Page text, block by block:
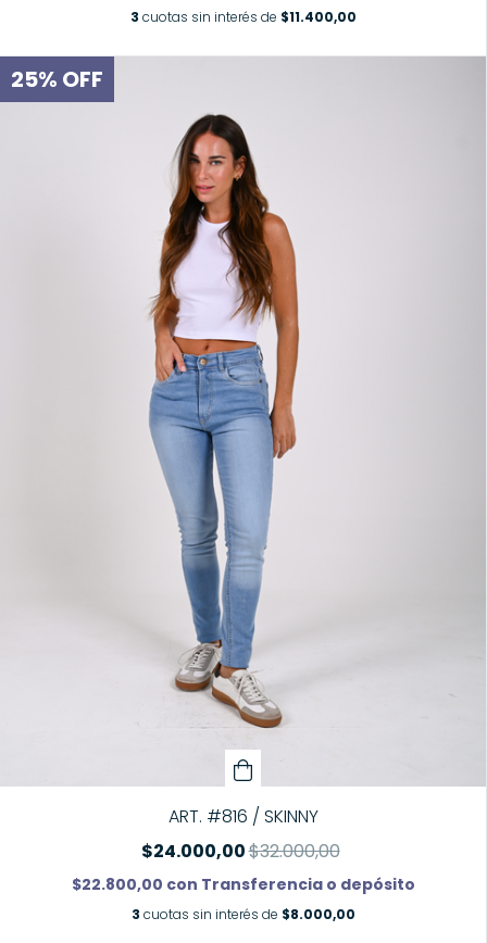
3 cuotas sin interés de $11.400,00
25% OFF
ART. #816 / SKINNY
$24.000,00$32.000,00
$22.800,00 con Transferencia o depósito
3 cuotas sin interés de $8.000,00